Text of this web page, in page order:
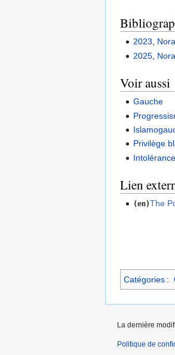
2023,
2025
Voir aussi
Gauche
Privilège
Intolérance
Lien
(en)The
Catégories :
La dernière
Politique de